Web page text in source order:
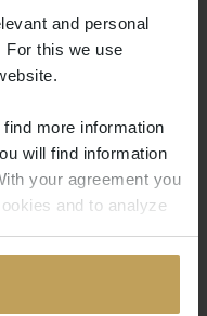
and personal
For this we use
more information
will find information
your agreement you
and to analyze
n’est
Nous nous
le cas, nous